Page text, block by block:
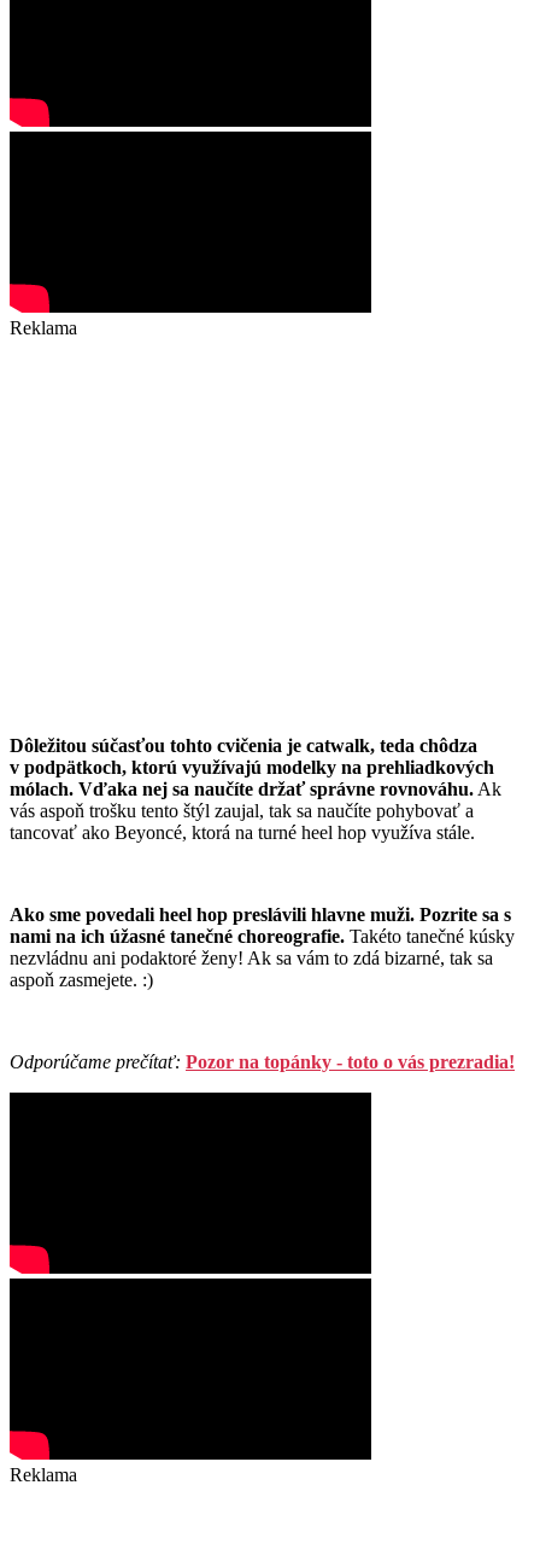
Reklama
Dôležitou súčasťou tohto cvičenia je catwalk, teda chôdza
v podpätkoch, ktorú využívajú modelky na prehliadkových
mólach. Vďaka nej sa naučíte držať správne rovnováhu. Ak
vás aspoň trošku tento štýl zaujal, tak sa naučíte pohybovať a
tancovať ako Beyoncé, ktorá na turné heel hop využíva stále.
Ako sme povedali heel hop preslávili hlavne muži. Pozrite sa s
nami na ich úžasné tanečné choreografie. Takéto tanečné kúsky
nezvládnu ani podaktoré ženy! Ak sa vám to zdá bizarné, tak sa
aspoň zasmejete. :)
Odporúčame prečítať: Pozor na topánky - toto o vás prezradia!
Reklama